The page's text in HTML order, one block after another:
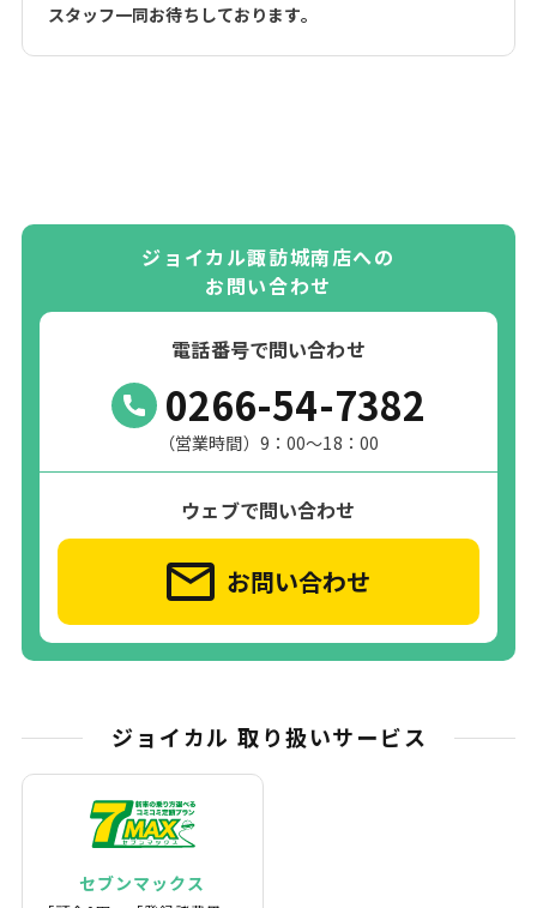
スタッフ一同お待ちしております。
ジョイカル諏訪城南店への
お問い合わせ
電話番号で問い合わせ
0266-54-7382
（営業時間）9：00～18：00
ウェブで問い合わせ
お問い合わせ
ジョイカル 取り扱いサービス
セブンマックス